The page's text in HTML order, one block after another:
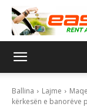
Ballina Lajme
kërkesën e banorëve